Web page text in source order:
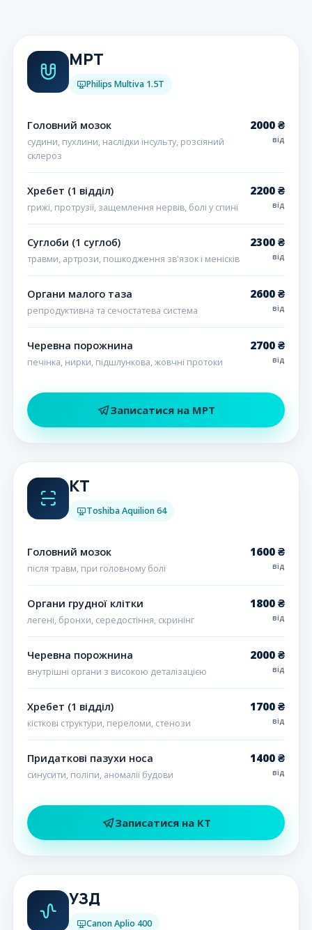
МРТ
Philips Multiva 1.5T
Головний мозок
судини, пухлини, наслідки інсульту, розсіяний
склероз
2000 ₴
від
Хребет (1 відділ)
грижі, протрузії, защемлення нервів, болі у спині
2200 ₴
від
Суглоби (1 суглоб)
травми, артрози, пошкодження зв'язок і менісків
2300 ₴
від
Органи малого таза
репродуктивна та сечостатева система
2600 ₴
від
Черевна порожнина
печінка, нирки, підшлункова, жовчні протоки
2700 ₴
від
Записатися на МРТ
КТ
Toshiba Aquilion 64
Головний мозок
після травм, при головному болі
1600 ₴
від
Органи грудної клітки
легені, бронхи, середостіння, скринінг
1800 ₴
від
Черевна порожнина
внутрішні органи з високою деталізацією
2000 ₴
від
Хребет (1 відділ)
кісткові структури, переломи, стенози
1700 ₴
від
Придаткові пазухи носа
синусити, поліпи, аномалії будови
1400 ₴
від
Записатися на КТ
УЗД
Canon Aplio 400